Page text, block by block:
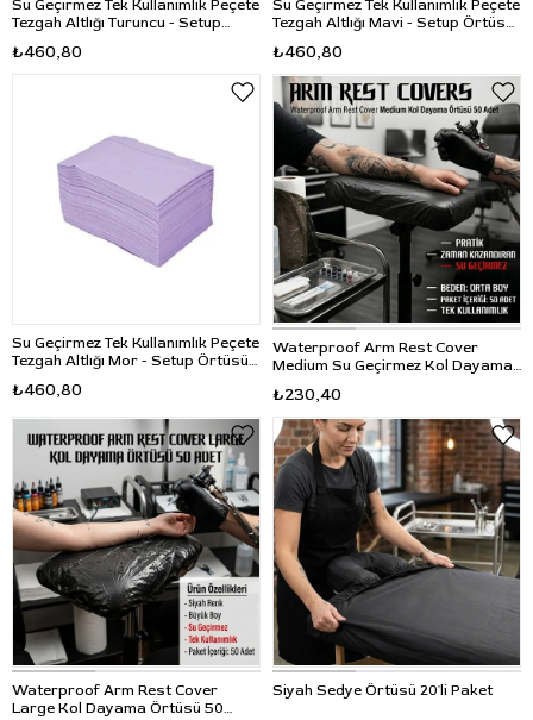
Su Geçirmez Tek Kullanımlık Peçete
Tezgah Altlığı Turuncu - Setup
₺460,80
Su Geçirmez Tek Kullanımlık Peçete
Tezgah Altlığı Mavi - Setup Örtüsü
₺460,80
Su Geçirmez Tek Kullanımlık Peçete
Tezgah Altlığı Mor - Setup Örtüsü
₺460,80
Waterproof Arm Rest Cover
Medium Su Geçirmez Kol Dayama
₺230,40
Waterproof Arm Rest Cover
Large Kol Dayama Örtüsü 50
Siyah Sedye Örtüsü 20'li Paket